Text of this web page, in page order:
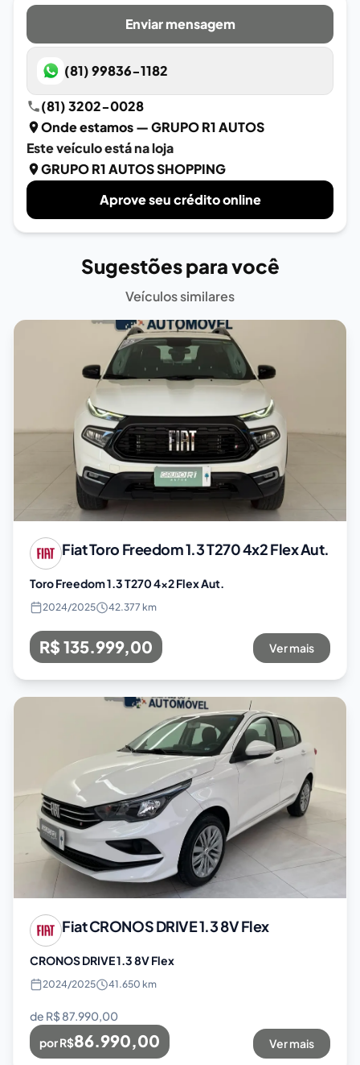
Enviar mensagem
(81) 99836-1182
(81) 3202-0028
Onde estamos— GRUPO R1 AUTOS
Este veículo está na loja
GRUPO R1 AUTOS SHOPPING
Aprove seu crédito online
Sugestões para você
Veículos similares
FiatToro Freedom 1.3 T270 4x2 Flex Aut.
Toro Freedom 1.3 T270 4x2 Flex Aut.
2024/2025 42.377 km
R$ 135.999,00 Ver mais
FiatCRONOS DRIVE 1.3 8V Flex
CRONOS DRIVE 1.3 8V Flex
2024/2025 41.650 km
de R$87.990,00
por R$86.990,00 Ver mais